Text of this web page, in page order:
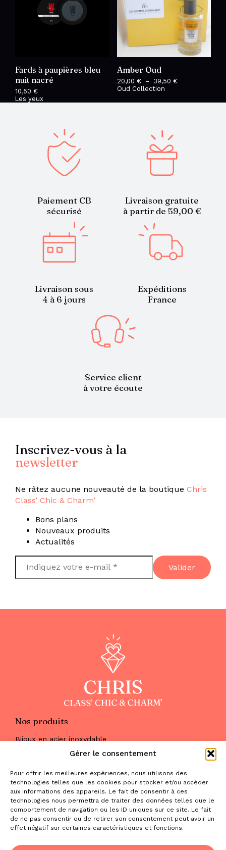
Gérer le consentement
Pour offrir les meilleures expériences, nous utilisons des
technologies telles que les cookies pour stocker et/ou accéder
aux informations des appareils. Le fait de consentir à ces
technologies nous permettra de traiter des données telles que le
comportement de navigation ou les ID uniques sur ce site. Le fait
de ne pas consentir ou de retirer son consentement peut avoir un
effet négatif sur certaines caractéristiques et fonctions.
Fards à paupières bleu
nuit nacré
10,50 €
Les yeux
Amber Oud
20,00 € – 39,50 €Plage
20,00 €
Oud Collection
Paiement CB
sécurisé
Livraison gratuite
à partir de 59,00 €
Livraison sous
4 à 6 jours
Expéditions
France
Service client
à votre écoute
Inscrivez-vous à la
newsletter
Ne râtez aucune nouveauté de la boutique Chris
Class’ Chic & Charm’
Bons plans
Nouveaux produits
Actualités
Nos produits
Bijoux en acier inoxydable
Maquillage
Parfums
Nous trouver
& nous contacter
2 place de la Liberté
31470 Saint-Lys